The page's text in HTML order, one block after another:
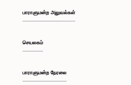
பாராளுமன்ற அலுவல்கள்
செயலகம்
பாராளுமன்ற நேரலை